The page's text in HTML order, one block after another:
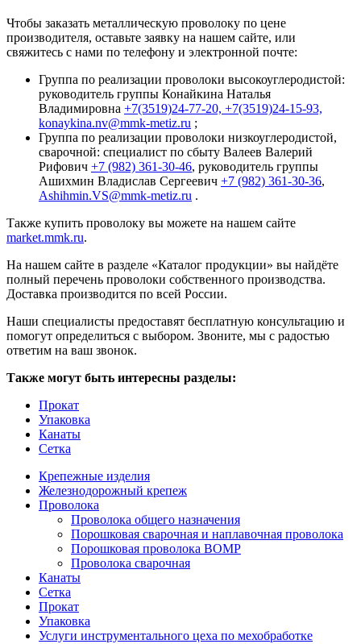
Чтобы заказать металлическую проволоку по цене
производителя, оставьте заявку на нашем сайте, или
свяжитесь с нами по телефону и электронной почте:
Группа по реализации проволоки высокоуглеродистой:
руководитель группы Конайкина Наталья
Владимировна +7(3519)24-77-20, +7(3519)24-15-93,
konaykina.nv@mmk-metiz.ru ;
Группа по реализации проволоки низкоуглеродистой,
сварочной: специалист по сбыту Валеев Валерий
Рифович +7 (982) 361-30-46, руководитель группы
Ашихмин Владислав Сергеевич +7 (982) 361-30-36,
Ashihmin.VS@mmk-metiz.ru .
Также купить проволоку вы можете на нашем сайте
market.mmk.ru.
На нашем сайте в разделе «Каталог продукции» вы найдёте
полный перечень проволоки собственного производства.
Доставка производится по всей России.
Наши специалисты предоставят бесплатную консультацию и
помогут определиться с выбором. Звоните, мы с радостью
ответим на ваш звонок.
Также могут быть интересны разделы:
Прокат
Упаковка
Канаты
Сетка
Крепежные изделия
Железнодорожный крепеж
Проволока
Проволока общего назначения
Порошковая сварочная и наплавочная проволока
Порошковая проволока ВОМР
Проволока сварочная
Канаты
Сетка
Прокат
Упаковка
Услуги инструментального цеха по мехобработке